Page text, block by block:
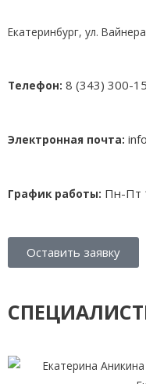
Екатеринбург, ул.
Телефон: 8 (343) 300-
Электронная почта:
График работы: Пн-Пт
Оставить заявку